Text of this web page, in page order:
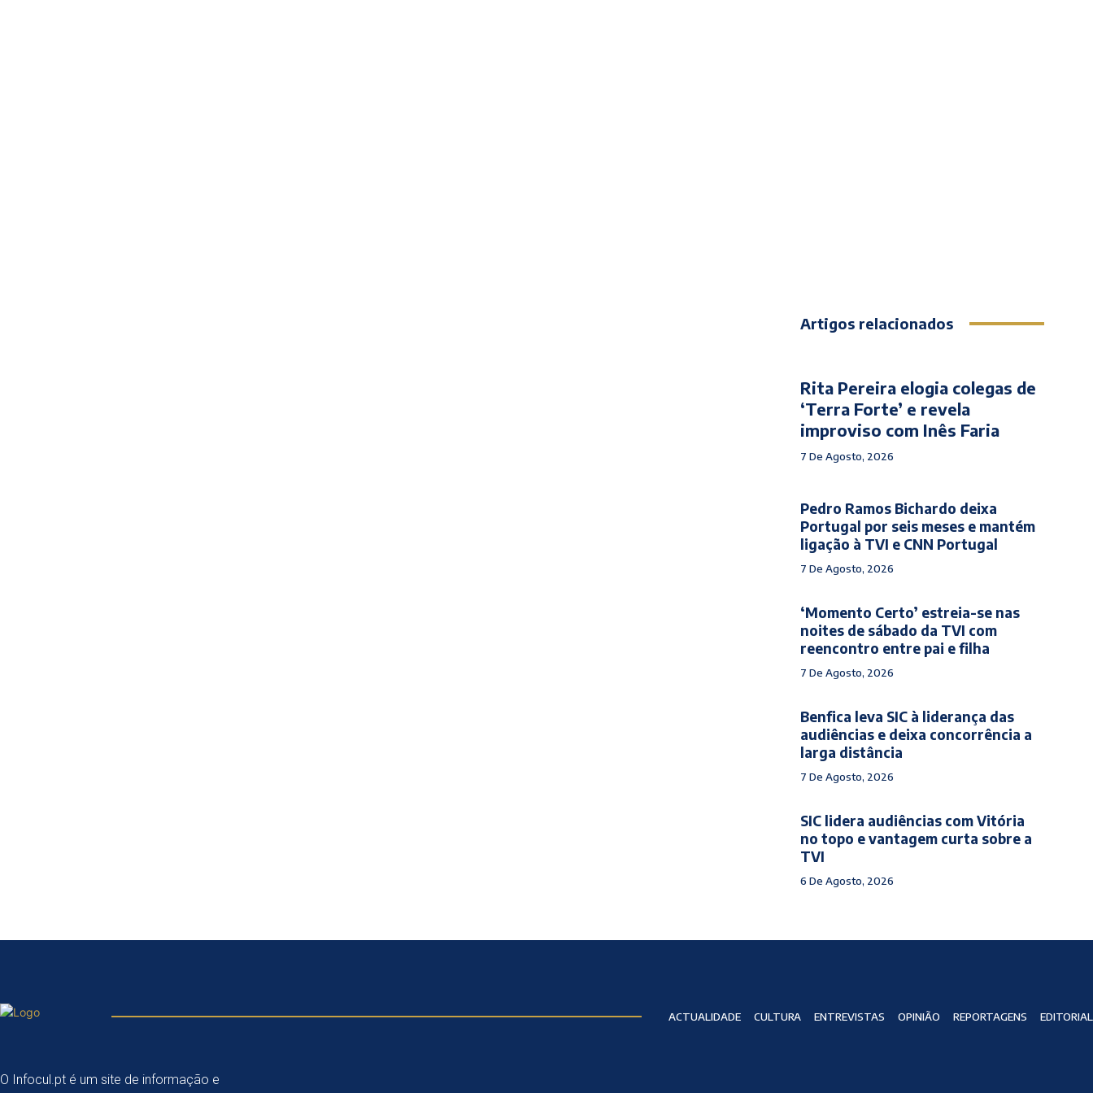
Artigos relacionados
Rita Pereira elogia colegas de
‘Terra Forte’ e revela
improviso com Inês Faria
7 De Agosto, 2026
Pedro Ramos Bichardo deixa
Portugal por seis meses e mantém
ligação à TVI e CNN Portugal
7 De Agosto, 2026
‘Momento Certo’ estreia-se nas
noites de sábado da TVI com
reencontro entre pai e filha
7 De Agosto, 2026
Benfica leva SIC à liderança das
audiências e deixa concorrência a
larga distância
7 De Agosto, 2026
SIC lidera audiências com Vitória
no topo e vantagem curta sobre a
TVI
6 De Agosto, 2026
ACTUALIDADE CULTURA ENTREVISTAS OPINIÃO REPORTAGENS EDITORIAL
O Infocul.pt é um site de informação e